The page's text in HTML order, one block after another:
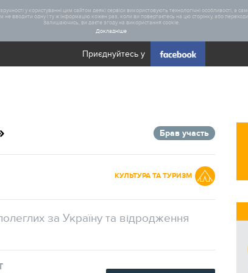
у користуванні цим сайтом деякі сервіси використовують технологічні особливості, а
вводити одну і ту ж інформацію кожен раз, коли ви повертаєтесь на цю сторінку, або
Залишаючись, ви даєте згоду на використання cookie.
Докладніше
Приєднуйтесь у
Брав участь
КУЛЬТУРА ТА ТУРИЗМ
за Україну та відродження